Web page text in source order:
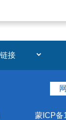
蒙ICP备